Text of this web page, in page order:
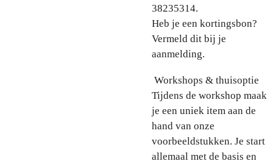
38235314.
Heb je een kortingsbon?
Vermeld dit bij je
aanmelding.
Workshops & thuisoptie
Tijdens de workshop maak
je een uniek item aan de
hand van onze
voorbeeldstukken. Je start
allemaal met de basis en